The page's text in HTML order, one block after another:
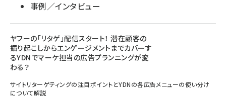
事例／インタビュー
ヤフーの「リタゲ」配信スタート！ 潜在顧客の
掘り起こしからエンゲージメントまでカバーす
るYDNでマーケ担当の広告プランニングが変
わる？
サイトリターゲティングの注目ポイントとYDNの各広告メニューの使い分け
について解説